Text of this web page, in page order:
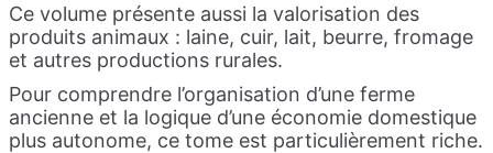
Ce volume présente aussi la valorisation des
produits animaux : laine, cuir, lait, beurre, fromage
et autres productions rurales.
Pour comprendre l’organisation d’une ferme
ancienne et la logique d’une économie domestique
plus autonome, ce tome est particulièrement riche.